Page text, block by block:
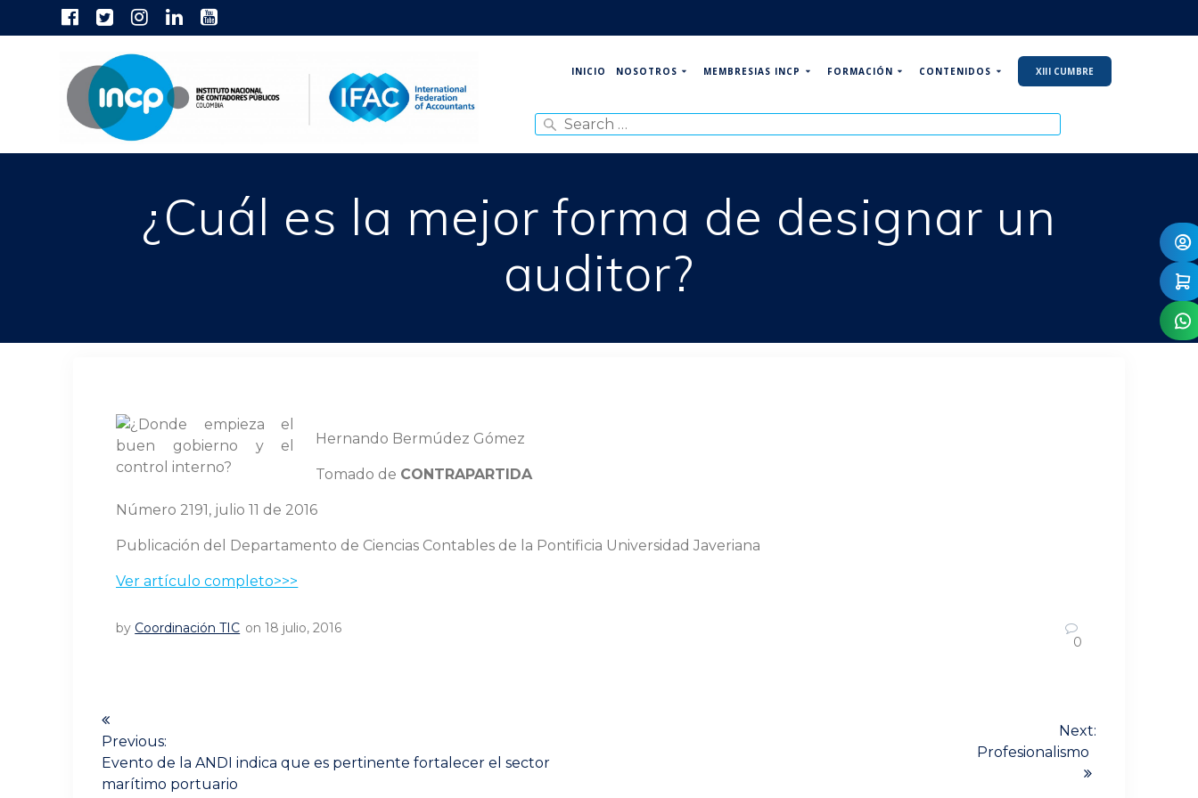
INICIO NOSOTROS MEMBRESIAS INCP FORMACIÓN CONTENIDOS XIII CUMBRE
for:
¿Cuál es la mejor forma de designar un
auditor?
Hernando Bermúdez Gómez
Tomado de CONTRAPARTIDA
Número 2191, julio 11 de 2016
Publicación del Departamento de Ciencias Contables de la Pontificia Universidad Javeriana
Ver artículo completo>>>
by Coordinación TIC on 18 julio, 2016
0
Navegación
dePrevious:
Previous
post:
Evento de la ANDI indica que es pertinente fortalecer el sector
marítimo portuario
Next:
Profesionalismo